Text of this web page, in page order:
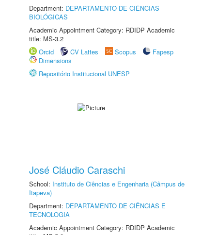
Department: DEPARTAMENTO DE CIÊNCIAS
BIOLÓGICAS
Academic Appointment Category: RDIDP Academic
title: MS-3.2
Orcid
CV Lattes Scopus
Fapesp
Dimensions
Repositório Institucional UNESP
José Cláudio Caraschi
School: Instituto de Ciências e Engenharia (Câmpus de
Itapeva)
Department: DEPARTAMENTO DE CIÊNCIAS E
TECNOLOGIA
Academic Appointment Category: RDIDP Academic